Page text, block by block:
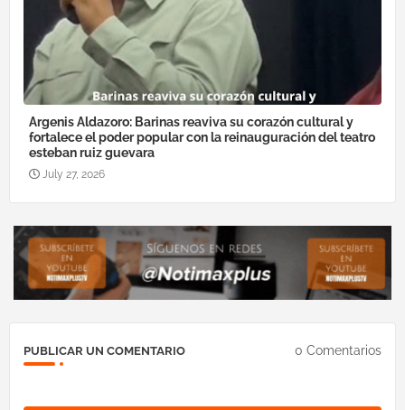
Argenis Aldazoro: Barinas reaviva su corazón cultural y
fortalece el poder popular con la reinauguración del teatro
esteban ruiz guevara
July 27, 2026
PUBLICAR UN COMENTARIO 0 Comentarios